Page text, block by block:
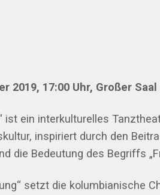
2019, 17:00 Uhr, Großer Saal
ist ein interkulturelles
inspiriert durch den
die Bedeutung des Begriffs
setzt die kolumbianische